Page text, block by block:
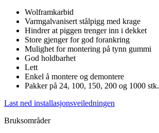
Wolframkarbid
Varmgalvanisert stålpigg med krage
Hindrer at piggen trenger inn i dekket
Store gjenger for god forankring
Mulighet for montering på tynn gummi
God holdbarhet
Lett
Enkel å montere og demontere
Pakker på 24, 100, 150, 200 og 1000 stk.
Last ned installasjonsveiledningen
Bruksområder